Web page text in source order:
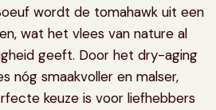
wordt de tomahawk uit een
wat het vlees van nature al
geeft. Door het dry-aging
nóg smaakvoller en malser,
keuze is voor liefhebbers